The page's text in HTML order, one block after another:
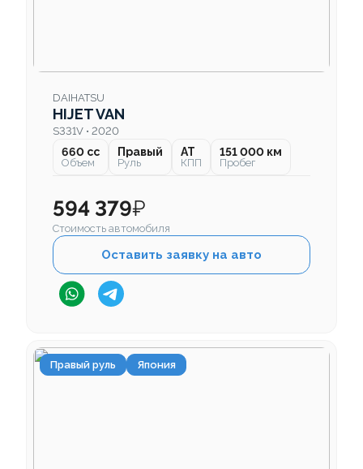
DAIHATSU
HIJET VAN
S331V • 2020
660 cc
Объем
Правый
Руль
AT
КПП
151 000 км
Пробег
594 379₽
Стоимость автомобиля
Оставить заявку на авто
Правый руль Япония